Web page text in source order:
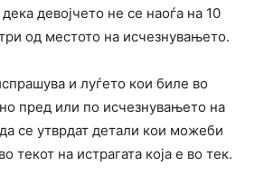
девојчето не се наоѓа на 10
од местото на исчезнувањето.
и луѓето кои биле во
пред или по исчезнувањето на
се утврдат детали кои можеби
текот на истрагата која е во тек.